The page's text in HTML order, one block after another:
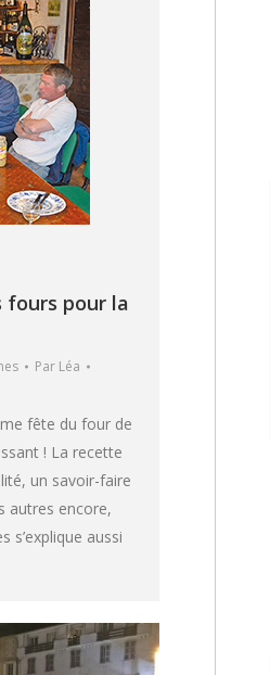
pour la
Par Léa
fête du four de
! La recette
un savoir-faire
autres encore,
s’explique aussi